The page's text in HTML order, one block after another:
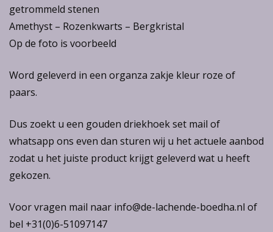
getrommeld stenen
Amethyst – Rozenkwarts – Bergkristal
Op de foto is voorbeeld
Word geleverd in een organza zakje kleur roze of
paars.
Dus zoekt u een gouden driekhoek set mail of
whatsapp ons even dan sturen wij u het actuele aanbod
zodat u het juiste product krijgt geleverd wat u heeft
gekozen.
Voor vragen mail naar info@de-lachende-boedha.nl of
bel +31(0)6-51097147